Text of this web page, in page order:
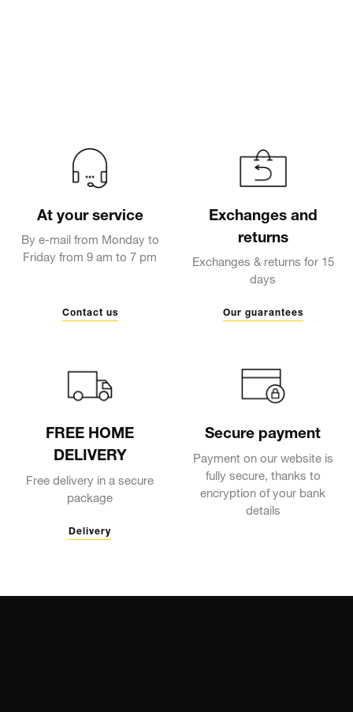
At your service
By e-mail from Monday to
Friday from 9 am to 7 pm
Contact us
Exchanges and
returns
Exchanges & returns for 15
days
Our guarantees
FREE HOME
DELIVERY
Free delivery in a secure
package
Delivery
Secure payment
Payment on our website is
fully secure, thanks to
encryption of your bank
details